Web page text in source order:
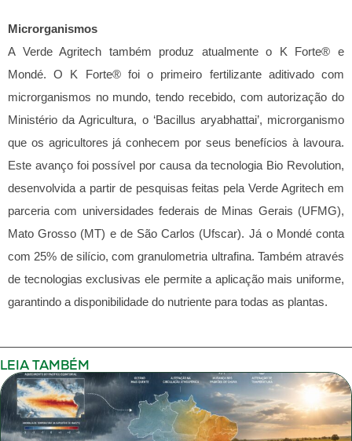
Microrganismos
A Verde Agritech também produz atualmente o K Forte® e
Mondé. O K Forte® foi o primeiro fertilizante aditivado com
microrganismos no mundo, tendo recebido, com autorização do
Ministério da Agricultura, o ‘Bacillus aryabhattai’, microrganismo
que os agricultores já conhecem por seus benefícios à lavoura.
Este avanço foi possível por causa da tecnologia Bio Revolution,
desenvolvida a partir de pesquisas feitas pela Verde Agritech em
parceria com universidades federais de Minas Gerais (UFMG),
Mato Grosso (MT) e de São Carlos (Ufscar). Já o Mondé conta
com 25% de silício, com granulometria ultrafina. Também através
de tecnologias exclusivas ele permite a aplicação mais uniforme,
garantindo a disponibilidade do nutriente para todas as plantas.
LEIA TAMBÉM